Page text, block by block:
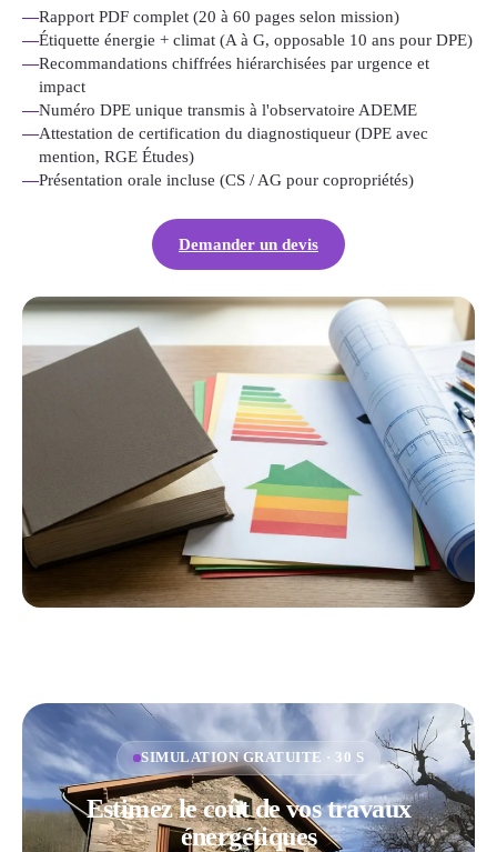
—Rapport PDF complet (20 à 60 pages selon mission)
—Étiquette énergie + climat (A à G, opposable 10 ans pour DPE)
—Recommandations chiffrées hiérarchisées par urgence et
impact
—Numéro DPE unique transmis à l'observatoire ADEME
—Attestation de certification du diagnostiqueur (DPE avec
mention, RGE Études)
—Présentation orale incluse (CS / AG pour copropriétés)
Demander un devis
SIMULATION GRATUITE · 30 S
Estimez le coût de vos travaux
énergétiques